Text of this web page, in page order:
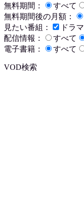
無料期間：
すべて
無料期間後の月額：
見たい番組：
ドラマ
配信情報：
すべて
電子書籍：
すべて
VOD検索